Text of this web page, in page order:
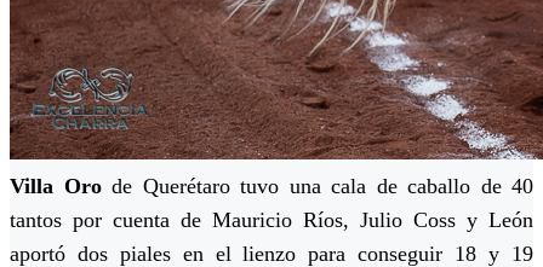
Villa Orode Querétaro tuvo una cala de caballo de 40
tantos por cuenta de Mauricio Ríos, Julio Coss y León
aportó dos piales en el lienzo para conseguir 18 y 19